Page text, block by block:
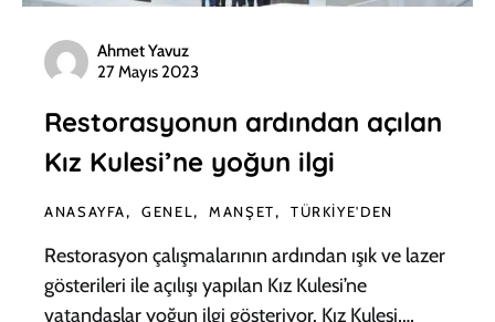
Ahmet Yavuz
27 Mayıs 2023
Restorasyonun ardından açılan
Kız Kulesi’ne yoğun ilgi
ANASAYFA GENEL MANŞET TÜRKIYE'DEN
Restorasyon çalışmalarının ardından ışık ve lazer
gösterileri ile açılışı yapılan Kız Kulesi’ne
vatandaşlar yoğun ilgi gösteriyor. Kız Kulesi,…